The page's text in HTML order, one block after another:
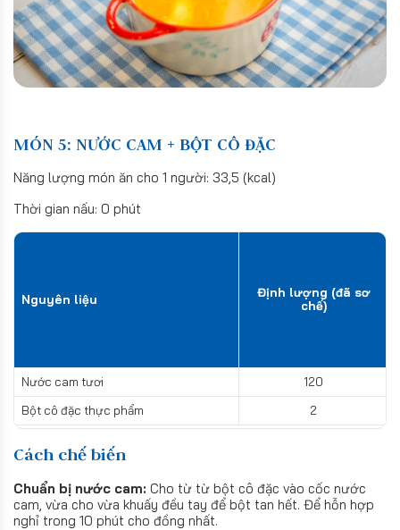
MÓN 5: NƯỚC CAM + BỘT CÔ ĐẶC
Năng lượng món ăn cho 1 người: 33,5 (kcal)
Thời gian nấu: 0 phút
Nguyên liệu
Định lượng (đã sơ
chế)
Nước cam tươi
120
Bột cô đặc thực phẩm
2
Cách chế biến
Chuẩn bị nước cam: Cho từ từ bột cô đặc vào cốc nước
cam, vừa cho vừa khuấy đều tay để bột tan hết. Để hỗn hợp
nghỉ trong 10 phút cho đồng nhất.